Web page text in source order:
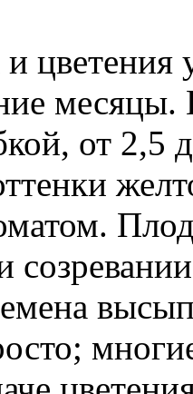
цветения
от